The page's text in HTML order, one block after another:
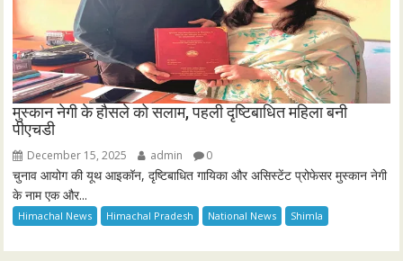
मुस्कान नेगी के हौसले को सलाम, पहली दृष्टिबाधित महिला बनी
पीएचडी
December 15, 2025 admin 0
चुनाव आयोग की यूथ आइकॉन, दृष्टिबाधित गायिका और असिस्टेंट प्रोफेसर मुस्कान नेगी
के नाम एक और...
Himachal News Himachal Pradesh National News Shimla